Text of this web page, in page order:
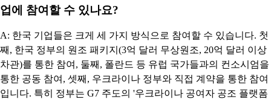
업에 참여할 수 있나요?
A: 한국 기업들은 크게 세 가지 방식으로 참여할 수 있습니다. 첫
째, 한국 정부의 원조 패키지(3억 달러 무상원조, 20억 달러 이상
차관)를 통한 참여, 둘째, 폴란드 등 유럽 국가들과의 컨소시엄을
통한 공동 참여, 셋째, 우크라이나 정부와 직접 계약을 통한 참여
입니다. 특히 정부는 G7 주도의 '우크라이나 공여자 공조 플랫폼